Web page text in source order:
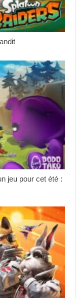
jeu pour cet été :